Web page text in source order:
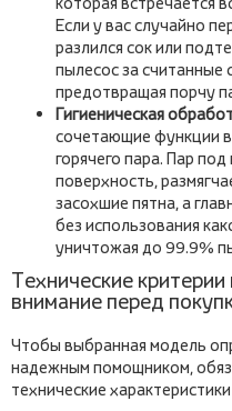
Если у вас случайно
разлился сок или
пылесос за считанные
предотвращая порчу
Гигиеническая
сочетающие функции
горячего пара. Пар
поверхность,
засохшие пятна, а
без использования
уничтожая до 99.9%
Технические
внимание перед
Чтобы выбранная модель
надежным помощником,
технические